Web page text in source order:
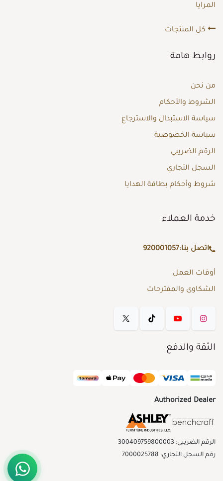
المرايا
كل المنتجات
روابط هامة
من نحن
الشروط والأحكام
سياسة الاستبدال والاسترجاع
سياسة الخصوصية
الرقم الضريبي
السجل التجاري
شروط وأحكام بطاقة الهدايا
خدمة العملاء
اتصل بنا:920001057
أوقات العمل
الشكاوى والمقترحات
الثقة والدفع
Authorized Dealer
الرقم الضريبي: 300409759800003
رقم السجل التجاري: 7000025788